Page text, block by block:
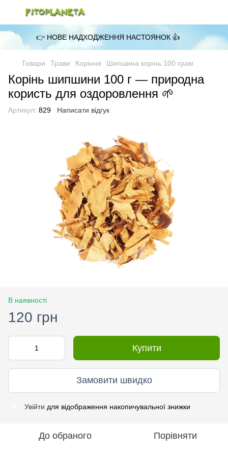
👉 НОВЕ НАДХОДЖЕННЯ НАСТОЯНОК 👍
Товари Трави Коріння Шипшина корінь 100 грам
Корінь шипшини 100 г — природна
користь для оздоровлення 🌱
Артикул: 829 Написати відгук
В наявності
120 грн
Купити
Замовити швидко
Увійти для відображення накопичувальної знижки
До обраного Порівняти